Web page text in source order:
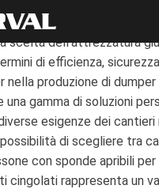
macchine movimento
scelta dell'attrezzatura
di efficienza,
nella produzione di
gamma di soluzioni
esigenze dei cantieri
di scegliere tra
con sponde apribili per
cingolati rappresenta un